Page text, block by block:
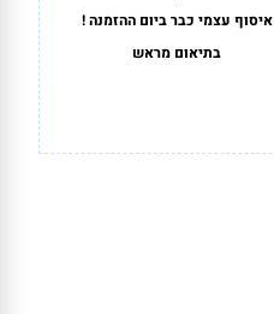
איסוף עצמי כבר ביום ההזמנה !
בתיאום מראש